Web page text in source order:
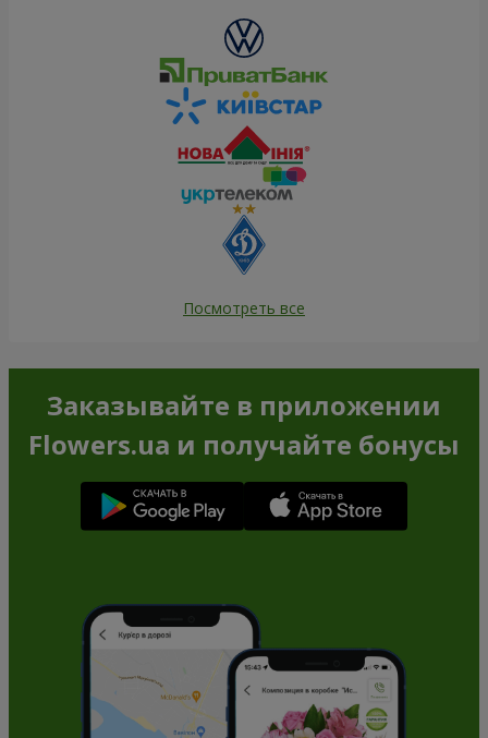
Посмотреть все
Заказывайте в приложении
Flowers.ua и получайте бонусы